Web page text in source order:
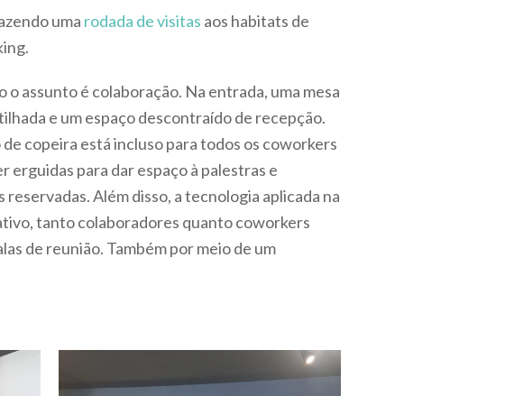
uma rodada de visitas aos habitats de
assunto é colaboração. Na entrada, uma mesa
e um espaço descontraído de recepção.
copeira está incluso para todos os coworkers
erguidas para dar espaço à palestras e
Além disso, a tecnologia aplicada na
tanto colaboradores quanto coworkers
de reunião. Também por meio de um